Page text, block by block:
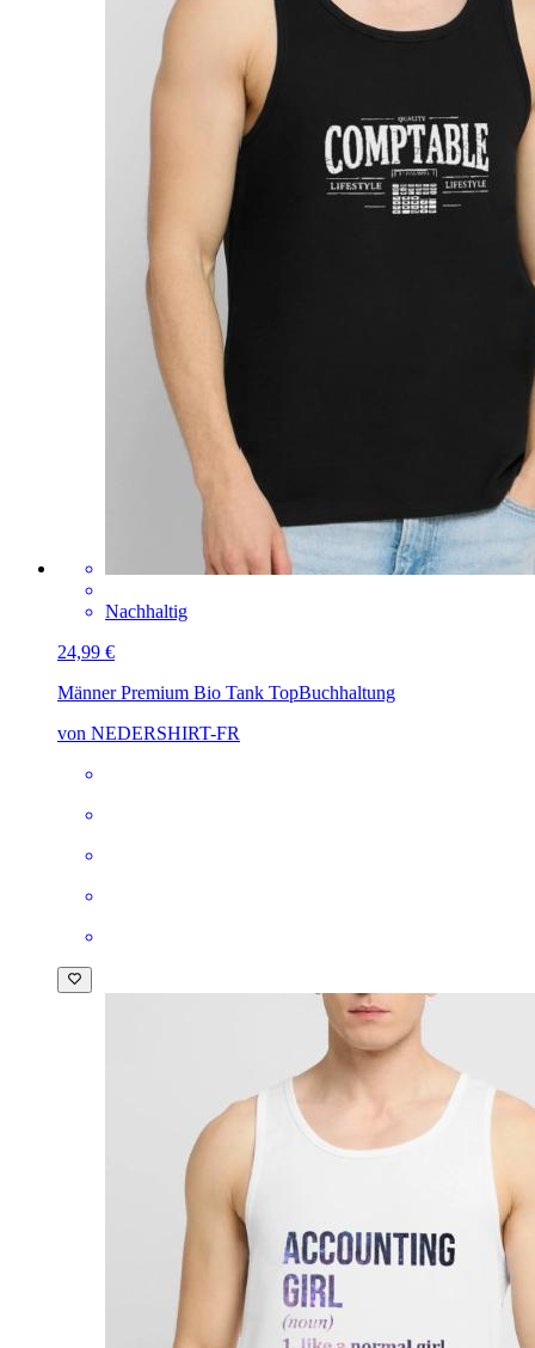
Nachhaltig
24,99 €
Männer Premium Bio Tank TopBuchhaltung
von NEDERSHIRT-FR